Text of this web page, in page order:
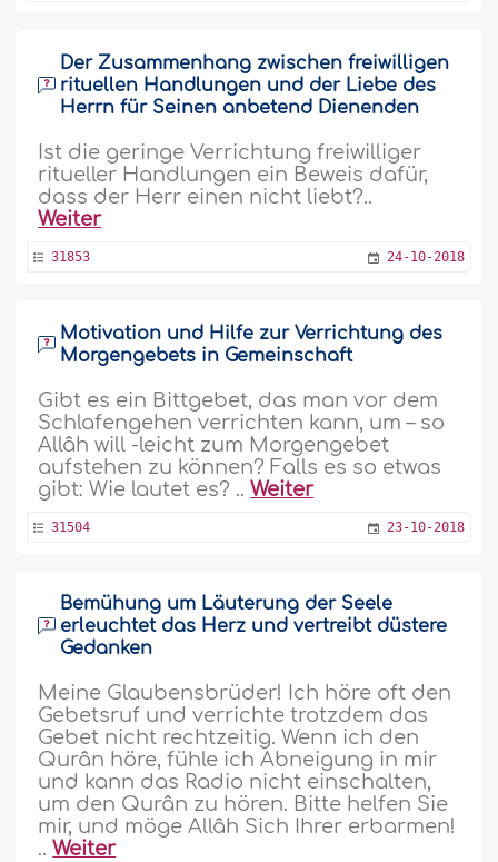
Der Zusammenhang zwischen freiwilligen
rituellen Handlungen und der Liebe des
Herrn für Seinen anbetend Dienenden
Ist die geringe Verrichtung freiwilliger
ritueller Handlungen ein Beweis dafür,
dass der Herr einen nicht liebt?..
Weiter
31853 24-10-2018
Motivation und Hilfe zur Verrichtung des
Morgengebets in Gemeinschaft
Gibt es ein Bittgebet, das man vor dem
Schlafengehen verrichten kann, um – so
Allâh will -leicht zum Morgengebet
aufstehen zu können? Falls es so etwas
gibt: Wie lautet es? ..Weiter
31504 23-10-2018
Bemühung um Läuterung der Seele
erleuchtet das Herz und vertreibt düstere
Gedanken
Meine Glaubensbrüder! Ich höre oft den
Gebetsruf und verrichte trotzdem das
Gebet nicht rechtzeitig. Wenn ich den
Qurân höre, fühle ich Abneigung in mir
und kann das Radio nicht einschalten,
um den Qurân zu hören. Bitte helfen Sie
mir, und möge Allâh Sich Ihrer erbarmen!
..Weiter